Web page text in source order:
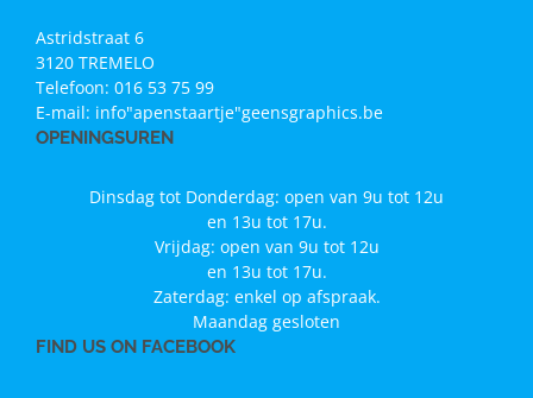
Astridstraat 6
3120 TREMELO
Telefoon: 016 53 75 99
E-mail: info"apenstaartje"geensgraphics.be
OPENINGSUREN
Dinsdag tot Donderdag: open van 9u tot 12u
en 13u tot 17u.
Vrijdag: open van 9u tot 12u
en 13u tot 17u.
Zaterdag: enkel op afspraak.
Maandag gesloten
FIND US ON FACEBOOK